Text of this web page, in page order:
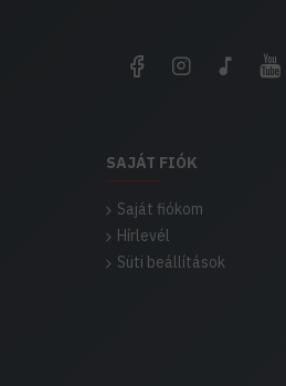
SAJÁT FIÓK
Saját fiókom
Hírlevél
Süti beállítások